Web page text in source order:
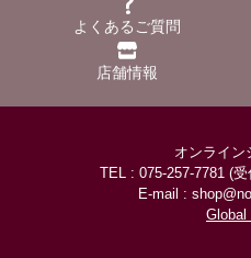
よくあるご質問
店舗情報
オンライ
TEL : 075-257-7781 (
E-mail :
Global